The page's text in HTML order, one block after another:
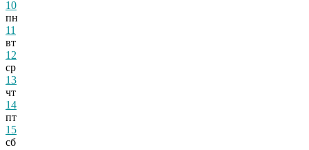
10
пн
11
вт
12
ср
13
чт
14
пт
15
сб